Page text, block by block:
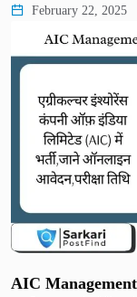
February 22, 2025
AIC